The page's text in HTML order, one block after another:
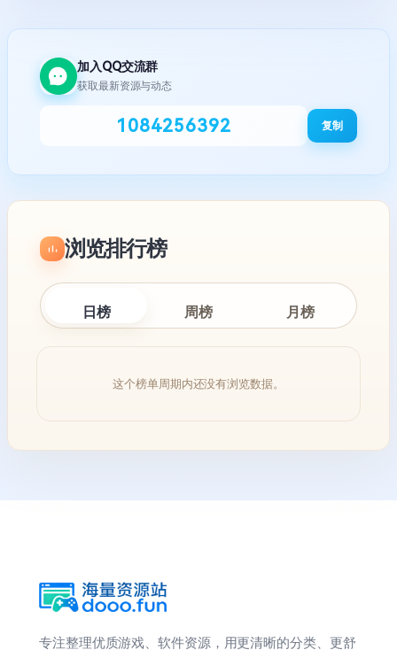
加入QQ交流群
获取最新资源与动态
1084256392 复制
浏览排行榜
日榜 周榜 月榜
这个榜单周期内还没有浏览数据。
专注整理优质游戏、软件资源，用更清晰的分类、更舒